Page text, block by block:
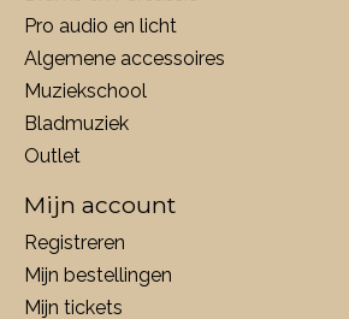
Pro audio en licht
Algemene accessoires
Muziekschool
Bladmuziek
Outlet
Mijn account
Registreren
Mijn bestellingen
Mijn tickets